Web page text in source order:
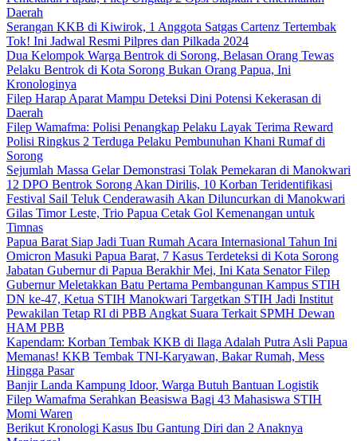
Daerah
Serangan KKB di Kiwirok, 1 Anggota Satgas Cartenz Tertembak
Tok! Ini Jadwal Resmi Pilpres dan Pilkada 2024
Dua Kelompok Warga Bentrok di Sorong, Belasan Orang Tewas
Pelaku Bentrok di Kota Sorong Bukan Orang Papua, Ini
Kronologinya
Filep Harap Aparat Mampu Deteksi Dini Potensi Kekerasan di
Daerah
Filep Wamafma: Polisi Penangkap Pelaku Layak Terima Reward
Polisi Ringkus 2 Terduga Pelaku Pembunuhan Khani Rumaf di
Sorong
Sejumlah Massa Gelar Demonstrasi Tolak Pemekaran di Manokwari
12 DPO Bentrok Sorong Akan Dirilis, 10 Korban Teridentifikasi
Festival Sail Teluk Cenderawasih Akan Diluncurkan di Manokwari
Gilas Timor Leste, Trio Papua Cetak Gol Kemenangan untuk
Timnas
Papua Barat Siap Jadi Tuan Rumah Acara Internasional Tahun Ini
Omicron Masuki Papua Barat, 7 Kasus Terdeteksi di Kota Sorong
Jabatan Gubernur di Papua Berakhir Mei, Ini Kata Senator Filep
Gubernur Meletakkan Batu Pertama Pembangunan Kampus STIH
DN ke-47, Ketua STIH Manokwari Targetkan STIH Jadi Institut
Pewakilan Tetap RI di PBB Angkat Suara Terkait SPMH Dewan
HAM PBB
Kapendam: Korban Tembak KKB di Ilaga Adalah Putra Asli Papua
Memanas! KKB Tembak TNI-Karyawan, Bakar Rumah, Mess
Hingga Pasar
Banjir Landa Kampung Idoor, Warga Butuh Bantuan Logistik
Filep Wamafma Serahkan Beasiswa Bagi 43 Mahasiswa STIH
Momi Waren
Berikut Kronologi Kasus Ibu Gantung Diri dan 2 Anaknya